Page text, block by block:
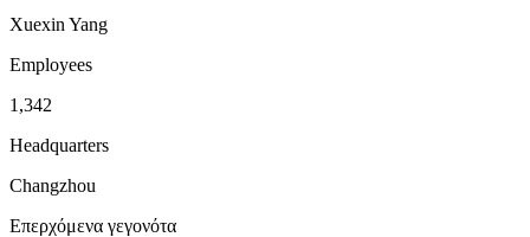
Xuexin Yang
Employees
1,342
Headquarters
Changzhou
Επερχόμενα γεγονότα